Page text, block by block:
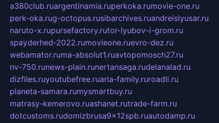
a380club.ruargentinamia.ruperkoka.rumovie-one.ru
perk-oka.rug-octopus.rusibarchives.ruandreislyusar.ru
naruto-x.rupursefactory.rutor-lyubov-i-grom.ru
spayderhed-2022.rumovieone.ruevro-dez.ru
webamator.ruma-absolut1.ruavtopomosch27.ru
nv-750.runews-plain.runertansaga.rudelanalad.ru
dizfiles.ruyoutubefree.ruaria-family.ruroadli.ru
planeta-samara.rumysmartbuy.ru
matrasy-kemerovo.ruashanet.rutrade-farm.ru
dotcustoms.rudomizbrusa9x12spb.ruautodamp.ru